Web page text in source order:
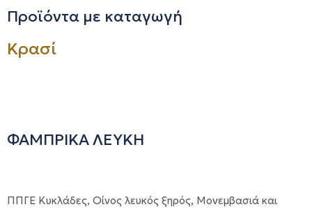
Προϊόντα με καταγωγή
Κρασί
ΦΑΜΠΡΙΚΑ ΛΕΥΚΗ
ΠΠΓΕ Κυκλάδες, Οίνος λευκός ξηρός, Μονεμβασιά και